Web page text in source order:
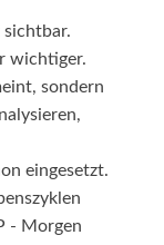
wichtiger.
sondern
eingesetzt.
- Morgen